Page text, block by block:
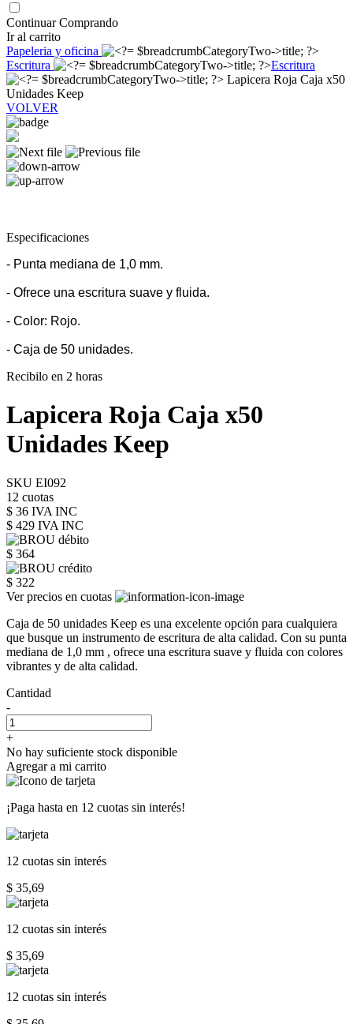
Continuar Comprando
Ir al carrito
Papeleria y oficina
Escritura
Escritura
Lapicera Roja Caja x50
Unidades Keep
VOLVER
Especificaciones
- Punta mediana de 1,0 mm.
- Ofrece una escritura suave y fluida.
- Color: Rojo.
- Caja de 50 unidades.
Recibilo en 2 horas
Lapicera Roja Caja x50
Unidades Keep
SKU EI092
12 cuotas
$ 36 IVA INC
$ 429 IVA INC
$ 364
$ 322
Ver precios en cuotas
Caja de 50 unidades Keep es una excelente opción para cualquiera
que busque un instrumento de escritura de alta calidad. Con su punta
mediana de 1,0 mm , ofrece una escritura suave y fluida con colores
vibrantes y de alta calidad.
Cantidad
-
+
No hay suficiente stock disponible
Agregar a mi carrito
¡Paga hasta en 12 cuotas sin interés!
12 cuotas sin interés
$ 35,69
12 cuotas sin interés
$ 35,69
12 cuotas sin interés